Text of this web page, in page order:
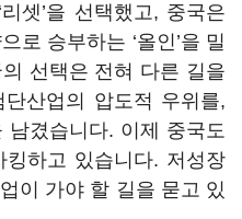
셋’을 선택했고, 중국은
로 승부하는 ‘올인’을 밀
선택은 전혀 다른 길을
산업의 압도적 우위를,
남겼습니다. 이제 중국도
하고 있습니다. 저성장
이 가야 할 길을 묻고 있